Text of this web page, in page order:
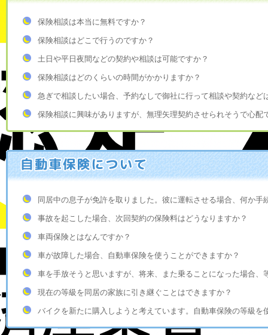
保険相談は本当に無料ですか？
保険相談はどこで行うのですか？
土日や平日夜間などの契約や相談は可能ですか？
保険相談はどのくらいの時間がかかりますか？
急ぎで相談したい場合、予約なしで御社に行って相談や契約など
保険相談に興味がありますが、無理矢理契約させられそうで心配
同居中の息子が免許を取りました。彼に運転させる場合、何か手
事故を起こした場合、次回契約の保険料はどうなりますか？
車両保険とはなんですか？
車が故障した場合、自動車保険を使うことができますか？
車を手放そうと思いますが、将来、また乗ることになった場合、
現在の等級を同居の家族に引き継ぐことはできますか？
バイクを新たに購入しようと考えています。自動車保険の等級を